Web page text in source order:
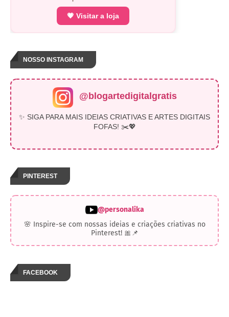
💗 Visitar a loja
NOSSO INSTAGRAM
@blogartedigitalgratis
✨ SIGA PARA MAIS IDEIAS CRIATIVAS E ARTES DIGITAIS
FOFAS! ✂️💖
PINTEREST
@personalika
🌸 Inspire-se com nossas ideias e criações criativas no
Pinterest! 🎀📌
FACEBOOK